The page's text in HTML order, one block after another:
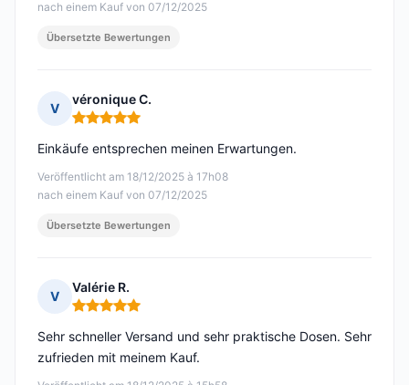
nach einem Kauf von 07/12/2025
Übersetzte Bewertungen
V
véronique C.
Hinweis: 5 von 5
Veröffentlicht am 18/12/2025 à 17h08
nach einem Kauf von 07/12/2025
Einkäufe entsprechen meinen Erwartungen.
Übersetzte Bewertungen
V
Valérie R.
Hinweis: 5 von 5
Sehr schneller Versand und sehr praktische Dosen. Sehr
zufrieden mit meinem Kauf.